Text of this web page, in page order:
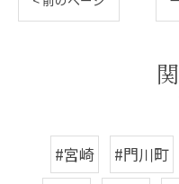
#宮崎 #門川町